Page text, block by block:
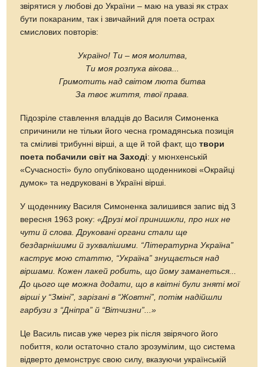
звірятися у любові до України – маю на увазі як страх
бути покараним, так і звичайний для поета острах
смислових повторів:
Україно! Ти – моя молитва,
Ти моя розпука вікова...
Гримотить над світом люта битва
За твоє життя, твої права.
Підозріле ставлення владців до Василя Симоненка
спричинили не тільки його чесна громадянська позиція
та сміливі трибунні вірші, а ще й той факт, щотвори
поета побачили світ на Заході: у мюнхенській
«Сучасності» було опубліковано щоденникові «Окрайці
думок» та недруковані в Україні вірші.
У щоденнику Василя Симоненка залишився запис від 3
вересня 1963 року:«Друзі мої принишкли, про них не
чути й слова. Друковані органи стали ще
бездарнішими й зухвалішими. “Літературна Україна”
каструє мою статтю, “Україна” знущається над
віршами. Кожен лакей робить, що йому заманеться...
До цього ще можна додати, що в квітні були зняті мої
вірші у “Зміні”, зарізані в “Жовтні”, потім надійшли
гарбузи з “Дніпра” й “Вітчизни”...»
Це Василь писав уже через рік після звірячого його
побиття, коли остаточно стало зрозумілим, що система
відверто демонструє свою силу, вказуючи українській